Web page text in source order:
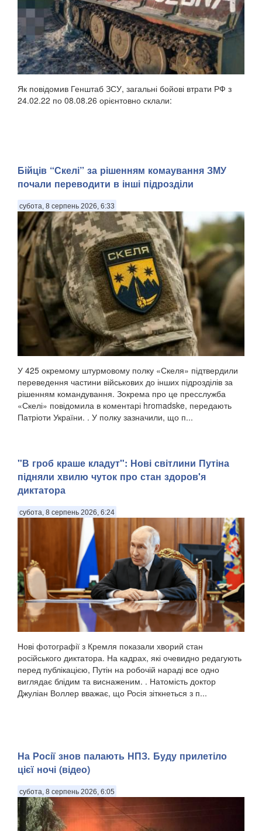
Як повідомив Генштаб ЗСУ, загальні бойові втрати РФ з
24.02.22 по 08.08.26 орієнтовно склали:
Бійців “Скелі” за рішенням комаування ЗМУ
почали переводити в інші підрозділи
субота, 8 серпень 2026, 6:33
У 425 окремому штурмовому полку «Скеля» підтвердили
переведення частини військових до інших підрозділів за
рішенням командування. Зокрема про це пресслужба
«Скелі» повідомила в коментарі hromadske, передають
Патріоти України. . У полку зазначили, що п...
"В гроб краше кладут": Нові світлини Путіна
підняли хвилю чуток про стан здоров'я
диктатора
субота, 8 серпень 2026, 6:24
Нові фотографії з Кремля показали хворий стан
російського диктатора. На кадрах, які очевидно редагують
перед публікацією, Путін на робочій нараді все одно
виглядає блідим та виснаженим. . Натомість доктор
Джуліан Воллер вважає, що Росія зіткнеться з п...
На Росії знов палають НПЗ. Буду прилетіло
цієї ночі (відео)
субота, 8 серпень 2026, 6:05